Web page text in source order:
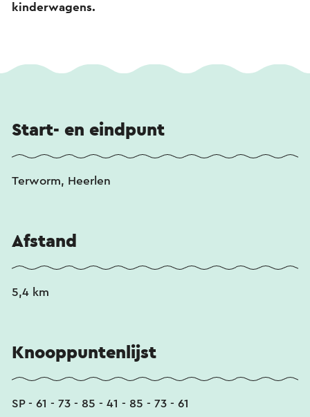
kinderwagens.
Start- en eindpunt
Terworm, Heerlen
Afstand
5,4 km
Knooppuntenlijst
SP - 61 - 73 - 85 - 41 - 85 - 73 - 61